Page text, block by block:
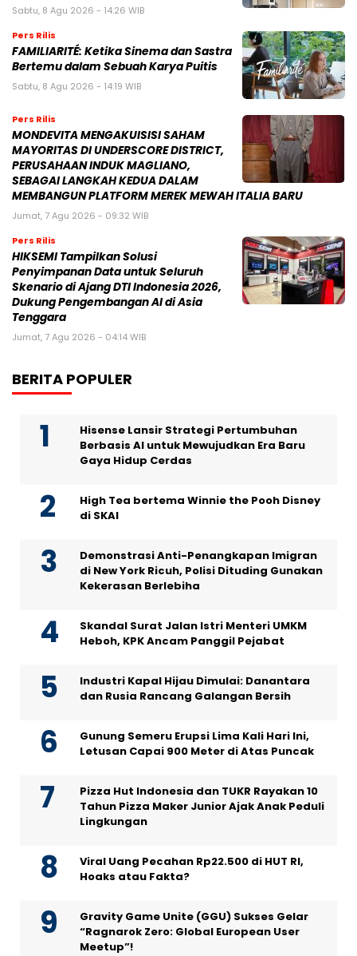
Sabtu, 8 Agu 2026 - 14:26 WIB
Pers Rilis
FAMILIARITÉ: Ketika Sinema dan Sastra
Bertemu dalam Sebuah Karya Puitis
Sabtu, 8 Agu 2026 - 14:19 WIB
Pers Rilis
MONDEVITA MENGAKUISISI SAHAM
MAYORITAS DI UNDERSCORE DISTRICT,
PERUSAHAAN INDUK MAGLIANO,
SEBAGAI LANGKAH KEDUA DALAM
MEMBANGUN PLATFORM MEREK MEWAH ITALIA BARU
Jumat, 7 Agu 2026 - 09:32 WIB
Pers Rilis
HIKSEMI Tampilkan Solusi
Penyimpanan Data untuk Seluruh
Skenario di Ajang DTI Indonesia 2026,
Dukung Pengembangan AI di Asia
Tenggara
Jumat, 7 Agu 2026 - 04:14 WIB
BERITA POPULER
Hisense Lansir Strategi Pertumbuhan
Berbasis AI untuk Mewujudkan Era Baru
Gaya Hidup Cerdas
High Tea bertema Winnie the Pooh Disney
di SKAI
Demonstrasi Anti-Penangkapan Imigran
di New York Ricuh, Polisi Dituding Gunakan
Kekerasan Berlebiha
Skandal Surat Jalan Istri Menteri UMKM
Heboh, KPK Ancam Panggil Pejabat
Industri Kapal Hijau Dimulai: Danantara
dan Rusia Rancang Galangan Bersih
Gunung Semeru Erupsi Lima Kali Hari Ini,
Letusan Capai 900 Meter di Atas Puncak
Pizza Hut Indonesia dan TUKR Rayakan 10
Tahun Pizza Maker Junior Ajak Anak Peduli
Lingkungan
Viral Uang Pecahan Rp22.500 di HUT RI,
Hoaks atau Fakta?
Gravity Game Unite (GGU) Sukses Gelar
“Ragnarok Zero: Global European User
Meetup”!